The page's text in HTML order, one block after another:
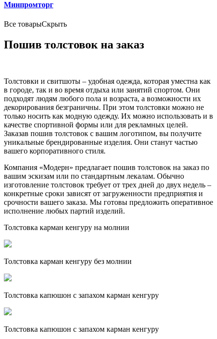
Минпромторг
Все товарыСкрыть
Пошив толстовок на заказ
Толстовки и свитшоты – удобная одежда, которая уместна как
в городе, так и во время отдыха или занятий спортом. Они
подходят людям любого пола и возраста, а возможности их
декорирования безграничны. При этом толстовки можно не
только носить как модную одежду. Их можно использовать и в
качестве спортивной формы или для рекламных целей.
Заказав пошив толстовок с вашим логотипом, вы получите
уникальные брендированные изделия. Они станут частью
вашего корпоративного стиля.
Компания «Модерн» предлагает пошив толстовок на заказ по
вашим эскизам или по стандартным лекалам. Обычно
изготовление толстовок требует от трех дней до двух недель –
конкретные сроки зависят от загруженности предприятия и
срочности вашего заказа. Мы готовы предложить оперативное
исполнение любых партий изделий.
Толстовка карман кенгуру на молнии
Толстовка карман кенгуру без молнии
Толстовка капюшон с запахом карман кенгуру
Толстовка капюшон с запахом карман кенгуру